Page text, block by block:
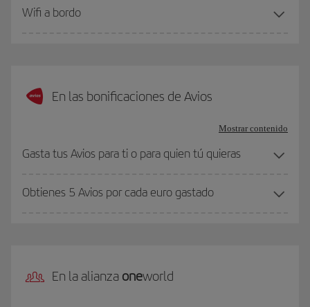
Wifi a bordo
En las bonificaciones de Avios
Mostrar contenido
Gasta tus Avios para ti o para quien tú quieras
Obtienes 5 Avios por cada euro gastado
En la alianza oneworld